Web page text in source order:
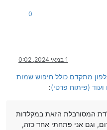
0
1 במאי 2024, 0:02
מתקדם כולל חיפוש שמות
ועוד (פיתוח פרטי):
המסורבלת הזאת במקלדות
וגם אני פתחתי אחד כזה,